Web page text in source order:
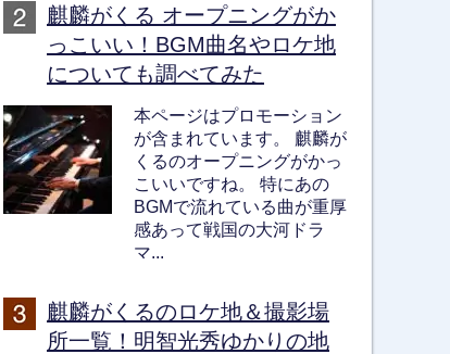
麒麟がくる オープニングがか
っこいい！BGM曲名やロケ地
についても調べてみた
本ページはプロモーション
が含まれています。 麒麟が
くるのオープニングがかっ
こいいですね。 特にあの
BGMで流れている曲が重厚
感あって戦国の大河ドラ
マ...
麒麟がくるのロケ地＆撮影場
所一覧！明智光秀ゆかりの地